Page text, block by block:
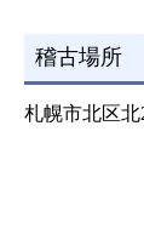
稽古場所
札幌市北区北